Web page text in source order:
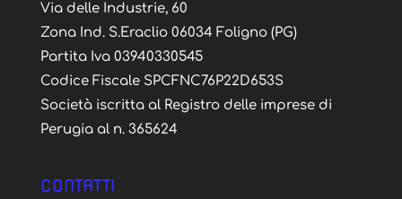
Via delle Industrie, 60
Zona Ind. S.Eraclio 06034 Foligno (PG)
Partita Iva 03940330545
Codice Fiscale SPCFNC76P22D653S
Società iscritta al Registro delle imprese di
Perugia al n. 365624
CONTATTI